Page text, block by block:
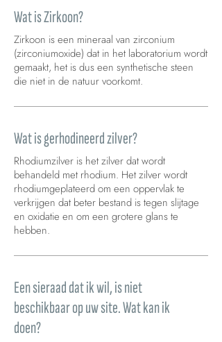
Wat is Zirkoon?
Zirkoon is een mineraal van zirconium
(zirconiumoxide) dat in het laboratorium wordt
gemaakt, het is dus een synthetische steen
die niet in de natuur voorkomt.
Wat is gerhodineerd zilver?
Rhodiumzilver is het zilver dat wordt
behandeld met rhodium. Het zilver wordt
rhodiumgeplateerd om een oppervlak te
verkrijgen dat beter bestand is tegen slijtage
en oxidatie en om een grotere glans te
hebben.
Een sieraad dat ik wil, is niet
beschikbaar op uw site. Wat kan ik
doen?